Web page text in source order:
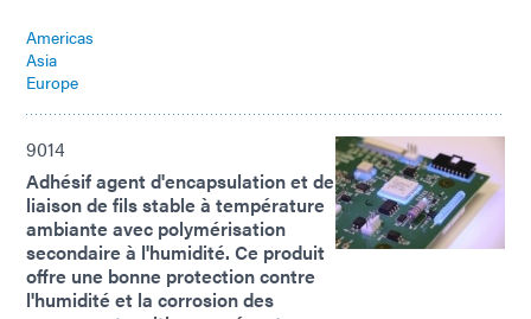
Americas
Asia
Europe
9014
Adhésif agent d'encapsulation et de
liaison de fils stable à température
ambiante avec polymérisation
secondaire à l'humidité. Ce produit
offre une bonne protection contre
l'humidité et la corrosion des